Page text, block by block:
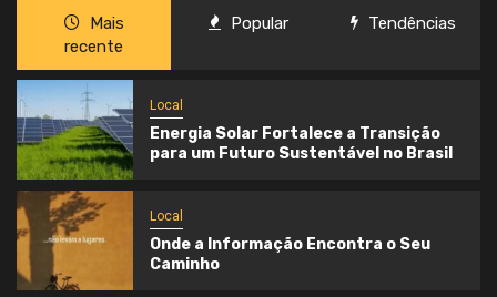
Mais
recente
Popular Tendências
Local
Energia Solar Fortalece a Transição
para um Futuro Sustentável no Brasil
Local
Onde a Informação Encontra o Seu
Caminho